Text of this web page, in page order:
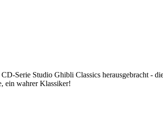
Serie Studio Ghibli Classics herausgebracht -
ein wahrer Klassiker!